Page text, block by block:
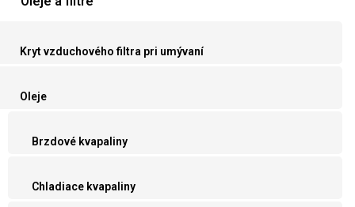
Kryt vzduchového filtra pri umývaní
Oleje
Brzdové kvapaliny
Chladiace kvapaliny